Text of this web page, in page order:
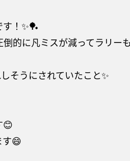
！✨🏓
的に凡ミスが減ってラリーも
そうにされていたこと✨
😊
す😄